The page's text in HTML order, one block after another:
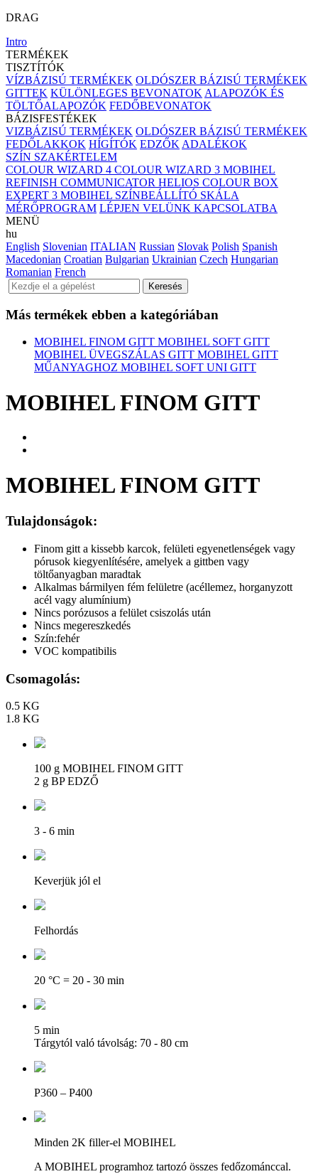
DRAG
Intro
TERMÉKEK
TISZTÍTÓK
VÍZBÁZISÚ TERMÉKEK OLDÓSZER BÁZISÚ TERMÉKEK
GITTEK KÜLÖNLEGES BEVONATOK ALAPOZÓK ÉS
TÖLTŐALAPOZÓK FEDŐBEVONATOK
BÁZISFESTÉKEK
VIZBÁZISÚ TERMÉKEK OLDÓSZER BÁZISÚ TERMÉKEK
FEDŐLAKKOK HÍGÍTÓK EDZŐK ADALÉKOK
SZÍN SZAKÉRTELEM
COLOUR WIZARD 4 COLOUR WIZARD 3 MOBIHEL
REFINISH COMMUNICATOR HELIOS COLOUR BOX
EXPERT 3 MOBIHEL SZÍNBEÁLLÍTÓ SKÁLA
MÉRŐPROGRAM LÉPJEN VELÜNK KAPCSOLATBA
MENÜ
hu
English Slovenian ITALIAN Russian Slovak Polish Spanish
Macedonian Croatian Bulgarian Ukrainian Czech Hungarian
Romanian French
Más termékek ebben a kategóriában
MOBIHEL FINOM GITT MOBIHEL SOFT GITT
MOBIHEL ÜVEGSZÁLAS GITT MOBIHEL GITT
MŰANYAGHOZ MOBIHEL SOFT UNI GITT
MOBIHEL FINOM GITT
MOBIHEL FINOM GITT
Tulajdonságok:
Finom gitt a kissebb karcok, felületi egyenetlenségek vagy
pórusok kiegyenlítésére, amelyek a gittben vagy
töltőanyagban maradtak
Alkalmas bármilyen fém felületre (acéllemez, horganyzott
acél vagy alumínium)
Nincs porózusos a felület csiszolás után
Nincs megereszkedés
Szín:fehér
VOC kompatibilis
Csomagolás:
0.5 KG
1.8 KG
100 g MOBIHEL FINOM GITT
2 g BP EDZŐ
3 - 6 min
Keverjük jól el
Felhordás
20 °C = 20 - 30 min
5 min
Tárgytól való távolság: 70 - 80 cm
P360 – P400
Minden 2K filler-el MOBIHEL
A MOBIHEL programhoz tartozó összes fedőzománccal.